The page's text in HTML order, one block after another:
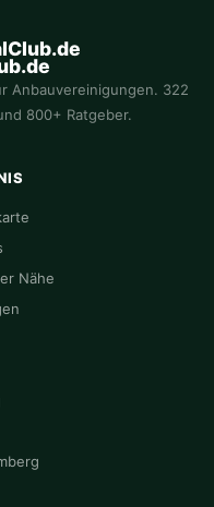
Anbauvereinigungen. 322
800+ Ratgeber.
Nähe